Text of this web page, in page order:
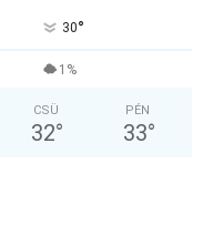
30°
1%
CSÜ
32°
PÉN
33°